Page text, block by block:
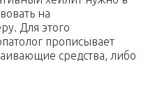
на
Для этого
прописывает
средства, либо